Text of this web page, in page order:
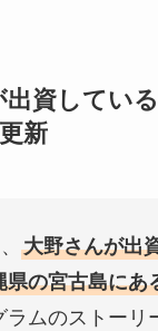
出資してい
新
大野さんが出
県の宮古島にあ
ラムのストーリ